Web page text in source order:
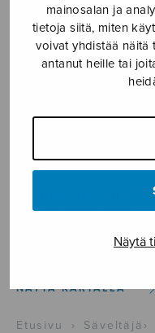
mainosalan ja
tietoja siitä, miten
voivat yhdistää näitä
antanut heille tai
Näytä
Sulasol
Tallberginkatu 1 B, 1,5
00180 Helsinki
puh. 050 305 6502
NÄYTÄ KARTALLA
Etusivu › Säveltäjä ›